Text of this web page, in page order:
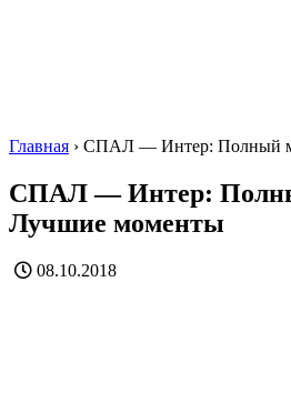
Главная › СПАЛ — Интер: Полный
СПАЛ — Интер:
Лучшие моменты
08.10.2018